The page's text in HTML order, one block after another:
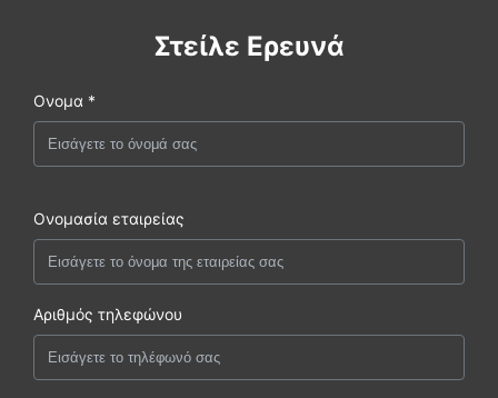
Στείλε Ερευνά
Ονομα *
Ονομασία εταιρείας
Αριθμός τηλεφώνου